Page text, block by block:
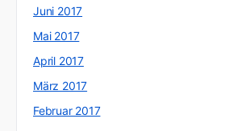
Juni 2017
Mai 2017
April 2017
März 2017
Februar 2017